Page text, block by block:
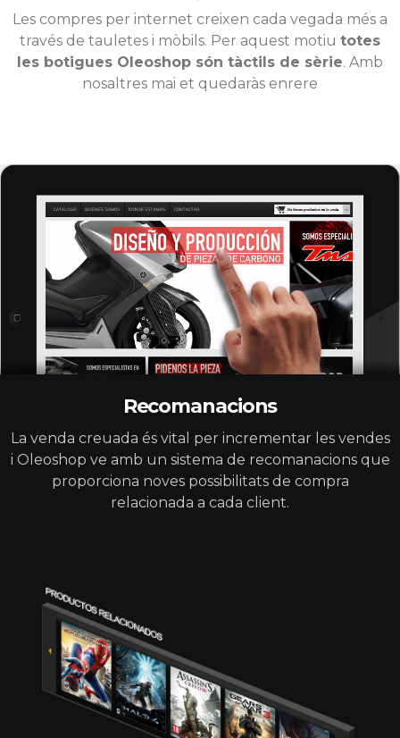
Les compres per internet creixen cada vegada més a
través de tauletes i mòbils. Per aquest motiu totes
les botigues Oleoshop són tàctils de sèrie. Amb
nosaltres mai et quedaràs enrere
Recomanacions
La venda creuada és vital per incrementar les vendes
i Oleoshop ve amb un sistema de recomanacions que
proporciona noves possibilitats de compra
relacionada a cada client.